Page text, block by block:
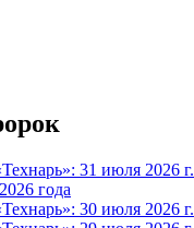
31 июля 2026 г.
года
30 июля 2026 г.